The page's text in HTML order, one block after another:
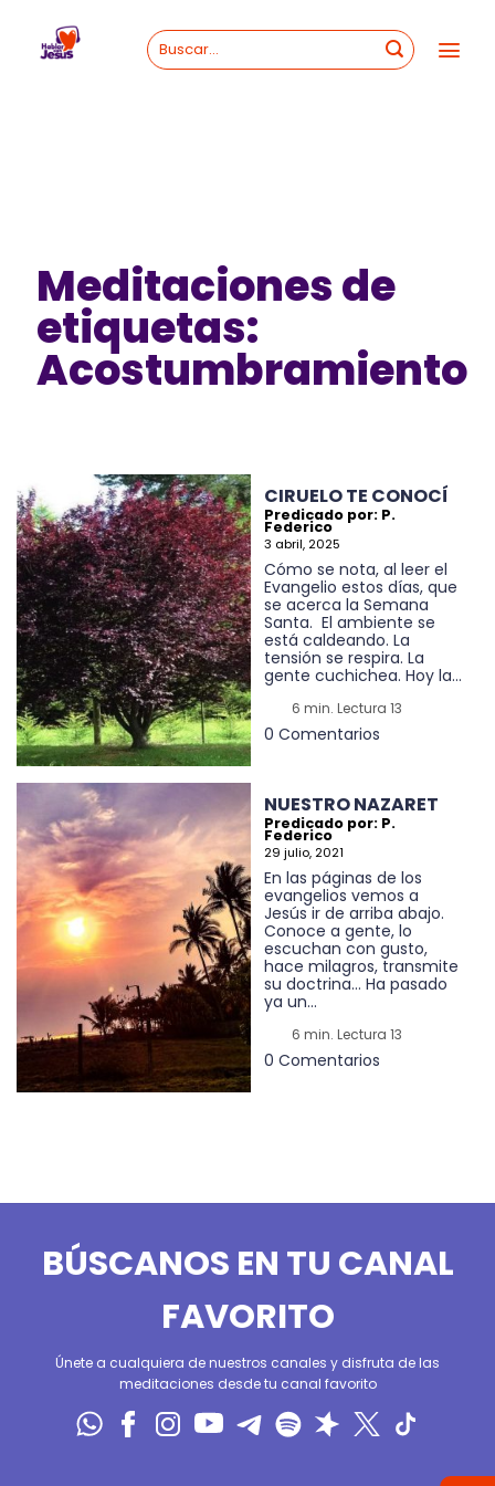
content
Meditaciones de
etiquetas:
Acostumbramiento
CIRUELO TE CONOCÍ
Predicado por: P.
Federico
3 abril, 2025
Cómo se nota, al leer el
Evangelio estos días, que
se acerca la Semana
Santa. El ambiente se
está caldeando. La
tensión se respira. La
gente cuchichea. Hoy la...
6 min. Lectura 13
0 Comentarios
NUESTRO NAZARET
Predicado por: P.
Federico
29 julio, 2021
En las páginas de los
evangelios vemos a
Jesús ir de arriba abajo.
Conoce a gente, lo
escuchan con gusto,
hace milagros, transmite
su doctrina… Ha pasado
ya un...
6 min. Lectura 13
0 Comentarios
BÚSCANOS EN TU CANAL
FAVORITO
Únete a cualquiera de nuestros canales y disfruta de las
meditaciones desde tu canal favorito